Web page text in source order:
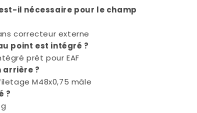
il nécessaire pour le champ
correcteur externe
point est intégré ?
prêt pour EAF
arrière ?
M48x0,75 mâle
?